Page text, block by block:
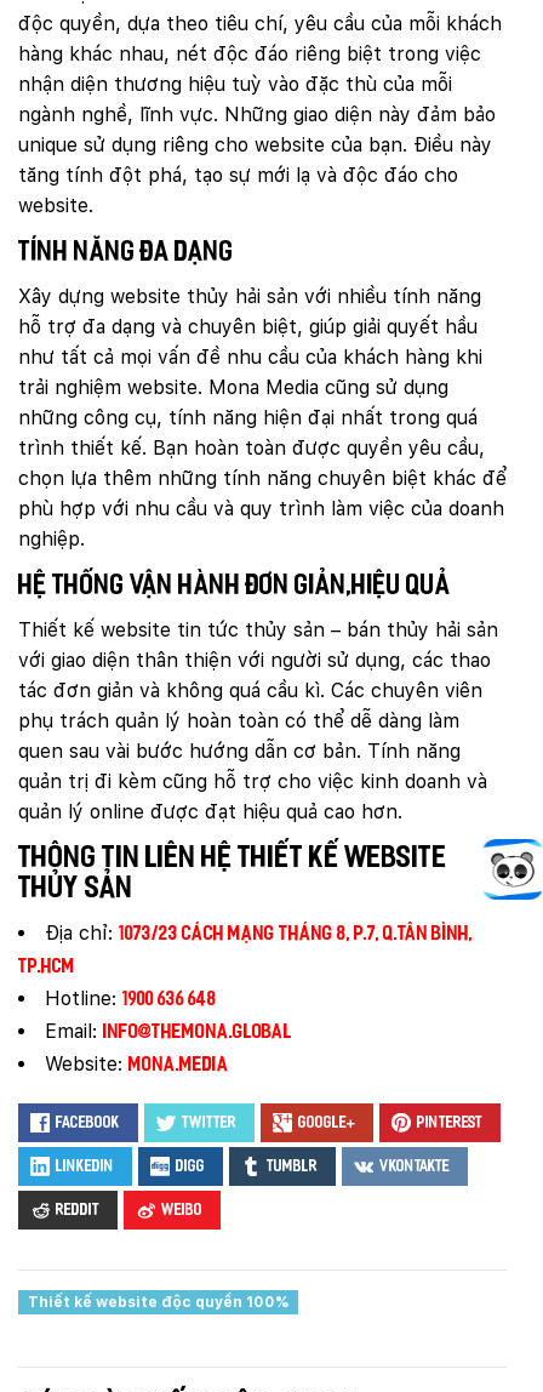
độc quyền, dựa theo tiêu chí, yêu cầu của mỗi khách
hàng khác nhau, nét độc đáo riêng biệt trong việc
nhận diện thương hiệu tuỳ vào đặc thù của mỗi
ngành nghề, lĩnh vực. Những giao diện này đảm bảo
unique sử dụng riêng cho website của bạn. Điều này
tăng tính đột phá, tạo sự mới lạ và độc đáo cho
website.
Tính năng đa dạng
Xây dựng website thủy hải sản với nhiều tính năng
hỗ trợ đa dạng và chuyên biệt, giúp giải quyết hầu
như tất cả mọi vấn đề nhu cầu của khách hàng khi
trải nghiệm website. Mona Media cũng sử dụng
những công cụ, tính năng hiện đại nhất trong quá
trình thiết kế. Bạn hoàn toàn được quyền yêu cầu,
chọn lựa thêm những tính năng chuyên biệt khác để
phù hợp với nhu cầu và quy trình làm việc của doanh
nghiệp.
Hệ thống vận hành đơn giản,hiệu quả
Thiết kế website tin tức thủy sản – bán thủy hải sản
với giao diện thân thiện với người sử dụng, các thao
tác đơn giản và không quá cầu kì. Các chuyên viên
phụ trách quản lý hoàn toàn có thể dễ dàng làm
quen sau vài bước hướng dẫn cơ bản. Tính năng
quản trị đi kèm cũng hỗ trợ cho việc kinh doanh và
quản lý online được đạt hiệu quả cao hơn.
Thông tin liên hệ thiết kế website
thủy sản
Địa chỉ: 1073/23 Cách Mạng Tháng 8, P.7, Q.Tân Bình,
TP.HCM
Hotline: 1900 636 648
Email: info@themona.global
Website: mona.media
Facebook Twitter Google+ Pinterest
LinkedIn Digg Tumblr VKontakte
Reddit Weibo
Thiết kế website độc quyền 100%
Mobile:
khách qua hệ thống SMS tự động. Nếu cần hỗ trợ thêm
xin vui lòng gọi
1900 636 648